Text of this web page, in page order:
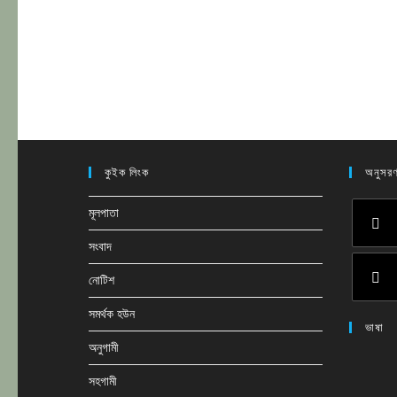
কুইক লিংক
মূলপাতা
সংবাদ
নোটিশ
সমর্থক হউন
অনুগামী
সহগামী
Opens
a
new
in
ভাষা